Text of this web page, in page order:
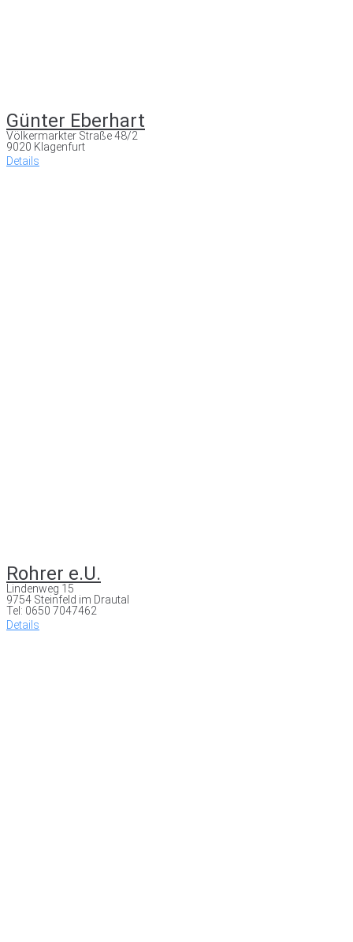
Günter Eberhart
Völkermarkter Straße 48/2
9020 Klagenfurt
Details
Rohrer e.U.
Lindenweg 15
9754 Steinfeld im Drautal
Tel: 0650 7047462
Details